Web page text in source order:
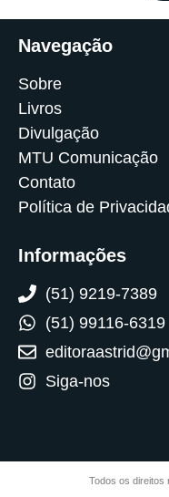
Navegação
Sobre
Livros
Divulgação
MTU Comunicação
Contato
Política de
Informações
(51) 9219-7389
(51) 99116-6319
Siga-nos
Todos os direitos